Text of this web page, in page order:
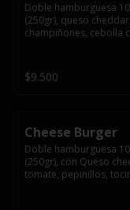
Doble hamburguesa
(250gr), queso
champiñones, cebolla
$9.500
Cheese Burger
Doble hamburguesa
(250gr), con Queso
tomate, pepinillos,